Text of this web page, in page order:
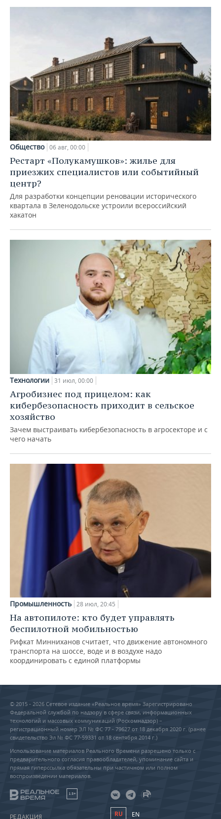
Общество 06 авг, 00:00
Рестарт «Полукамушков»: жилье для
приезжих специалистов или событийный
центр?
Для разработки концепции реновации исторического
квартала в Зеленодольске устроили всероссийский
хакатон
Технологии 31 июл, 00:00
Агробизнес под прицелом: как
кибербезопасность приходит в сельское
хозяйство
Зачем выстраивать кибербезопасность в агросекторе и с
чего начать
Промышленность 28 июл, 20:45
На автопилоте: кто будет управлять
беспилотной мобильностью
Рифкат Минниханов считает, что движение автономного
транспорта на шоссе, воде и в воздухе надо
координировать с единой платформы
© 2015 - 2026 Сетевое издание «Реальное время» Зарегистрировано
Федеральной службой по надзору в сфере связи, информационных
технологий и массовых коммуникаций (Роскомнадзор) –
регистрационный номер ЭЛ № ФС 77 - 79627 от 18 декабря 2020 г. (ранее
свидетельство Эл № ФС 77-59331 от 18 сентября 2014 г.)
Использование материалов Реального Времени разрешено только с
предварительного согласия правообладателей, упоминание сайта и
прямая гиперссылка обязательны при частичном или полном
воспроизведении материалов.
18+
РЕДАКЦИЯ RU EN